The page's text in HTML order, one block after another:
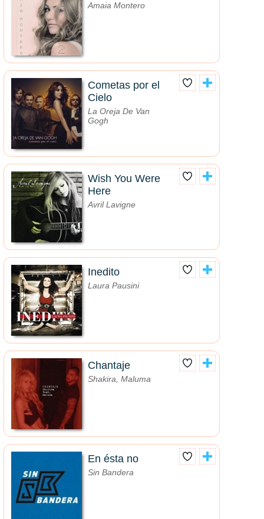
Amaia Montero
Cometas por el
Cielo
La Oreja De Van
Gogh
Wish You Were
Here
Avril Lavigne
Inedito
Laura Pausini
Chantaje
Shakira, Maluma
En ésta no
Sin Bandera